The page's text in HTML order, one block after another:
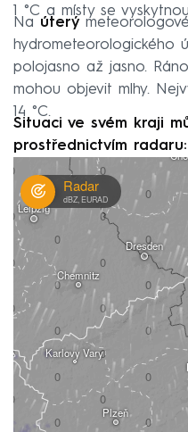
1 °C a místy se
Na úterý
hydrometeorologického
polojasno až jasno.
mohou objevit mlhy.
14 °C.
Situaci ve svém kraji
prostřednictvím radaru: